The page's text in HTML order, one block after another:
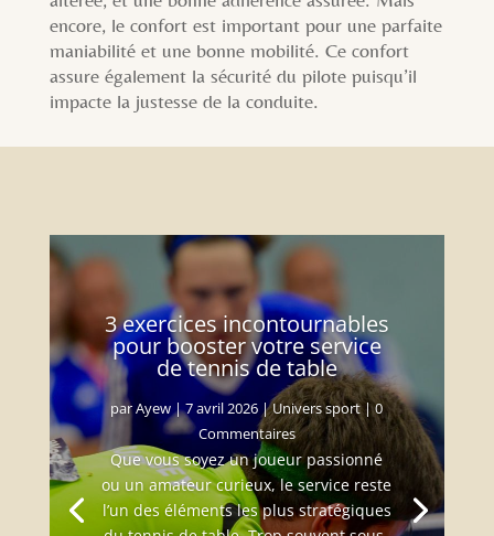
encore, le confort est important pour une parfaite
maniabilité et une bonne mobilité. Ce confort
assure également la sécurité du pilote puisqu’il
impacte la justesse de la conduite.
3 exercices incontournables
pour booster votre service
de tennis de table
parAyew |7 avril 2026 |Univers sport| 0
Commentaires
Que vous soyez un joueur passionné
ou un amateur curieux, le service reste
l’un des éléments les plus stratégiques